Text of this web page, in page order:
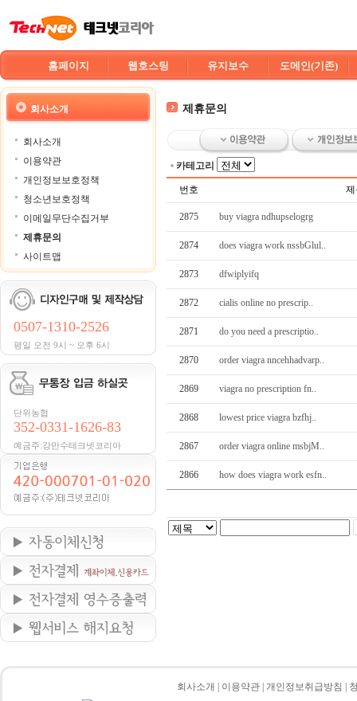
홈페이지 웹호스팅 유지보수 도메인(기존)
회사소개
회사소개
이용약관
개인정보보호정책
청소년보호정책
이메일무단수집거부
제휴문의
사이트맵
0507-1310-2526
평일 오전 9시 ~ 오후 6시
단위농협
352-0331-1626-83
예금주:강만수테크넷코리아
제휴문의
카테고리
번호
2875 buy viagra ndhupselogrg
2874 does viagra work nssbGlul..
2873 dfwiplyifq
2872 cialis online no prescrip..
2871 do you need a prescriptio..
2870 order viagra nncehhadvarp..
2869 viagra no prescription fn..
2868 lowest price viagra bzfhj..
2867 order viagra online msbjM..
2866 how does viagra work esfn..
회사소개 이용약관 개인정보취급방침